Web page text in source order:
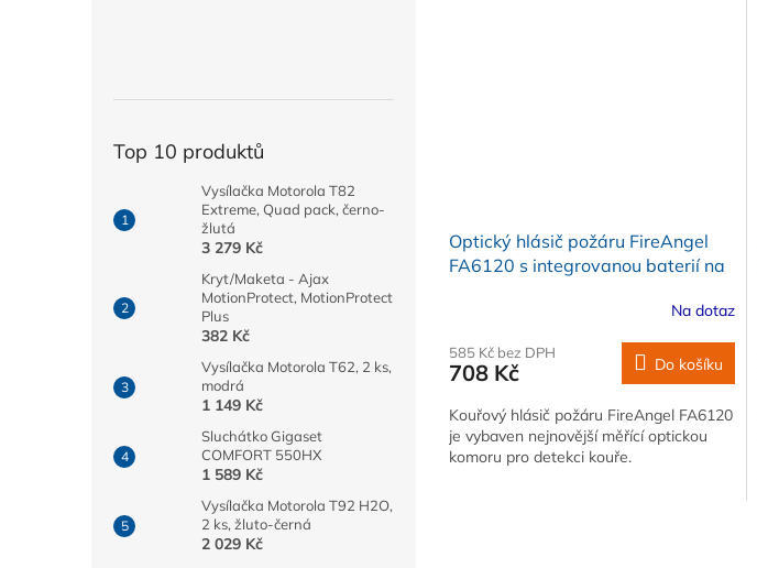
Top 10 produktů
Vysílačka Motorola T82
Extreme, Quad pack, černo-
žlutá
3 279 Kč
Kryt/Maketa - Ajax
MotionProtect, MotionProtect
Plus
382 Kč
Vysílačka Motorola T62, 2 ks,
modrá
1 149 Kč
Sluchátko Gigaset
COMFORT 550HX
1 589 Kč
Vysílačka Motorola T92 H2O,
2 ks, žluto-černá
2 029 Kč
Optický hlásič požáru FireAngel
FA6120 s integrovanou baterií na
Na dotaz
585 Kč bez DPH
708 Kč Do košíku
Kouřový hlásič požáru FireAngel FA6120
je vybaven nejnovější měřící optickou
komoru pro detekci kouře.